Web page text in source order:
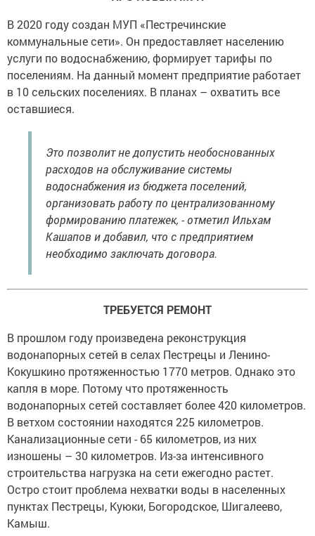
В 2020 году создан МУП «Пестречинские
коммунальные сети». Он предоставляет населению
услуги по водоснабжению, формирует тарифы по
поселениям. На данный момент предприятие работает
в 10 сельских поселениях. В планах – охватить все
оставшиеся.
Это позволит не допустить необоснованных
расходов на обслуживание системы
водоснабжения из бюджета поселений,
организовать работу по централизованному
формированию платежек, - отметил Ильхам
Кашапов и добавил, что с предприятием
необходимо заключать договора.
ТРЕБУЕТСЯ РЕМОНТ
В прошлом году произведена реконструкция
водонапорных сетей в селах Пестрецы и Ленино-
Кокушкино протяженностью 1770 метров. Однако это
капля в море. Потому что протяженность
водонапорных сетей составляет более 420 километров.
В ветхом состоянии находятся 225 километров.
Канализационные сети - 65 километров, из них
изношены – 30 километров. Из-за интенсивного
строительства нагрузка на сети ежегодно растет.
Остро стоит проблема нехватки воды в населенных
пунктах Пестрецы, Куюки, Богородское, Шигалеево,
Камыш.